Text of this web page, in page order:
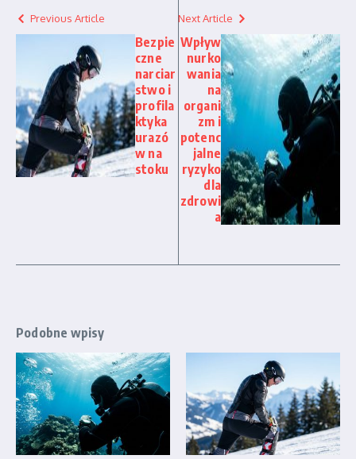
Previous Article
Bezpie
czne
narciar
stwo i
profila
ktyka
urazó
w na
stoku
Next Article
Wpływ
nurko
wania
na
organi
zm i
potenc
jalne
ryzyko
dla
zdrowi
a
Podobne wpisy